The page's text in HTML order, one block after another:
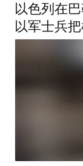
以色列在
以军士兵